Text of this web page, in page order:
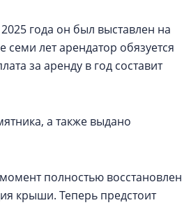
года он был выставлен на
семи лет арендатор обязуется
за аренду в год составит
а также выдано
полностью восстановлен
крыши. Теперь предстоит